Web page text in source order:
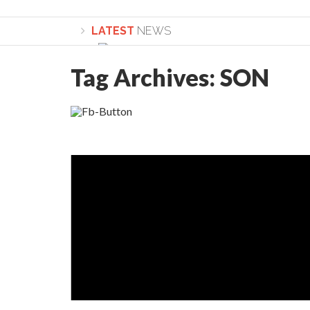
LATEST NEWS
Lepădarea de sine și urmarea lui Hristos.
Academia Română: 5G poate cauza
Tag Archives:SON